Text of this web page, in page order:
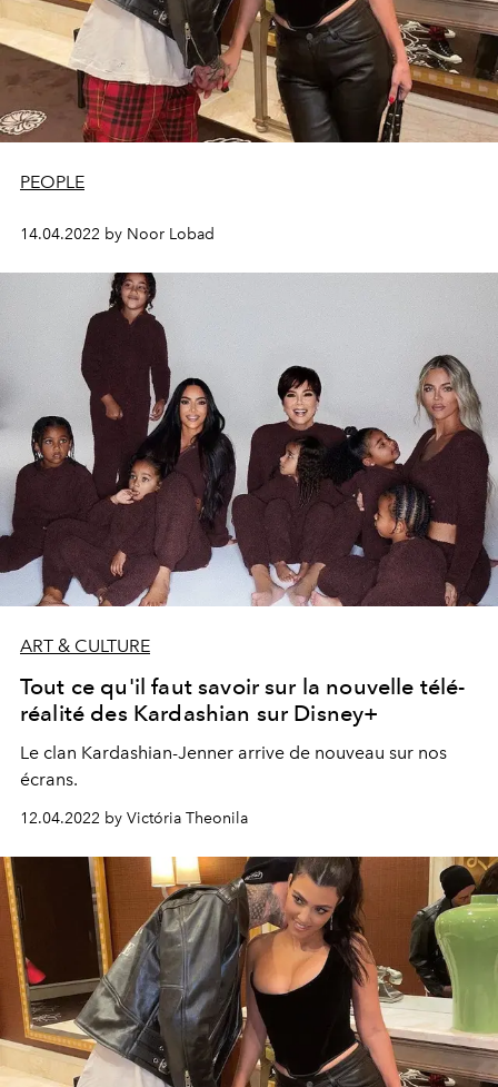
PEOPLE
14.04.2022 by Noor Lobad
ART & CULTURE
Tout ce qu'il faut savoir sur la nouvelle télé-
réalité des Kardashian sur Disney+
Le clan Kardashian-Jenner arrive de nouveau sur nos
écrans.
12.04.2022 by Victória Theonila